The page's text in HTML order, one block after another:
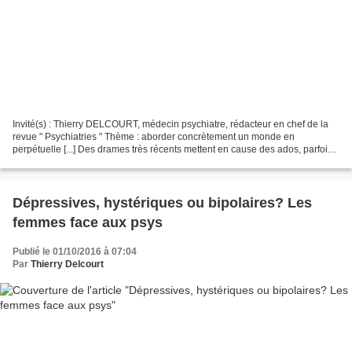
Invité(s) : Thierry DELCOURT, médecin psychiatre, rédacteur en chef de la
revue " Psychiatries " Thème : aborder concrètement un monde en
perpétuelle [...] Des drames très récents mettent en cause des ados, parfois
Dépressives, hystériques ou bipolaires? Les
femmes face aux psys
Publié le 01/10/2016 à 07:04
Par Thierry Delcourt